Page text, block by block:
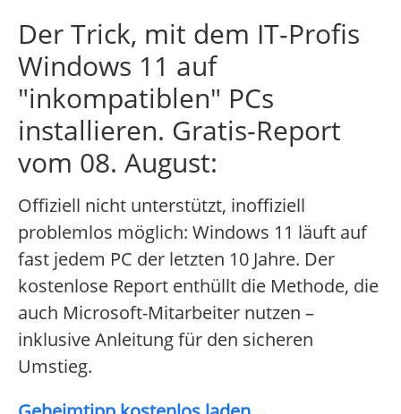
Der Trick, mit dem IT-Profis
Windows 11 auf
"inkompatiblen" PCs
installieren. Gratis-Report
vom 08. August:
Offiziell nicht unterstützt, inoffiziell
problemlos möglich: Windows 11 läuft auf
fast jedem PC der letzten 10 Jahre. Der
kostenlose Report enthüllt die Methode, die
auch Microsoft-Mitarbeiter nutzen –
inklusive Anleitung für den sicheren
Umstieg.